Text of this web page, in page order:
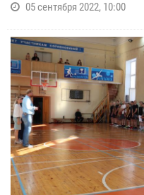
05 сентября 2022, 10:00